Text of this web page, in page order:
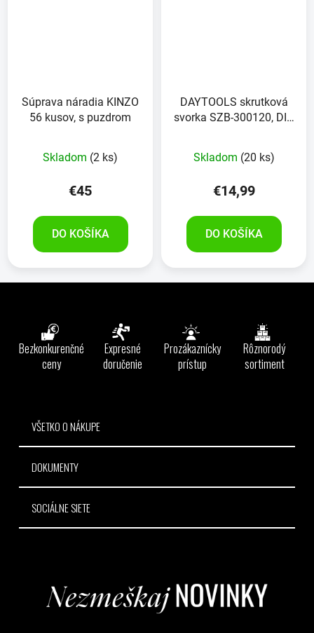
Súprava náradia KINZO
56 kusov, s puzdrom
Skladom (2 ks)
€45
DO KOŠÍKA
DAYTOOLS skrutková
svorka SZB-300120, DIN
Skladom (20 ks)
€14,99
DO KOŠÍKA
Bezkonkurenčné
ceny
Expresné
doručenie
Prozákaznícky
prístup
Rôznorodý
sortiment
VŠETKO O NÁKUPE
DOKUMENTY
SOCIÁLNE SIETE